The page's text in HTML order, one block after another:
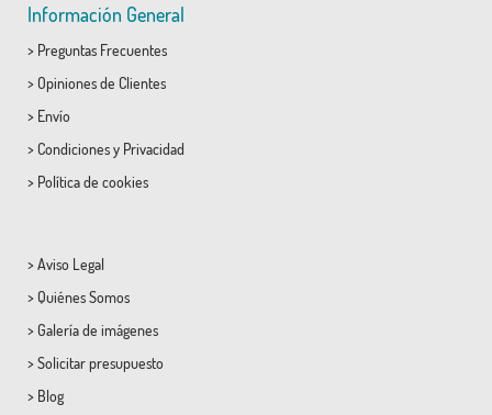
Información General
> Preguntas Frecuentes
> Opiniones de Clientes
> Envío
> Condicionesy Privacidad
> Política de cookies
> Aviso Legal
> Quiénes Somos
> Galería de imágenes
> Solicitar presupuesto
> Blog